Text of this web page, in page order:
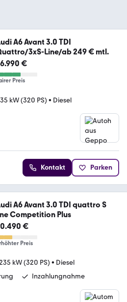
A6 Avant 3.0 TDI
3xS-Line/ab 249 € mtl.
€
Preis
kW (320 PS) • Diesel
Kontakt Parken
A6 Avant 3.0 TDI quattro S
Competition Plus
€
Preis
kW (320 PS) • Diesel
Inzahlungnahme